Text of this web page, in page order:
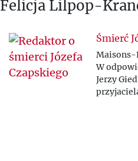
Felicja Lilpop-
Śmierć
Maisons-
W
Jerzy